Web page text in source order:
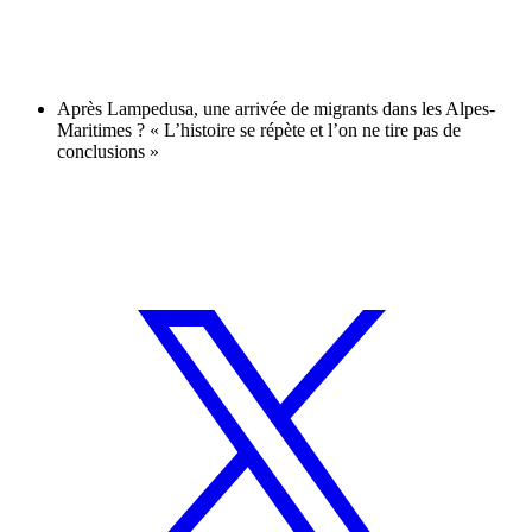
Après Lampedusa, une arrivée de migrants dans les Alpes-
Maritimes ? « L’histoire se répète et l’on ne tire pas de
conclusions »